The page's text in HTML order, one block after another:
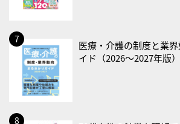
・世界アルツハイマー月間
・歯ヂカラ探究月間
・職場の健康診断実施強化月間
・大腸がん検診の日
・防災の日
2026/09/02(水)
医療・介護の制度と業
イド（2026〜2027年版）